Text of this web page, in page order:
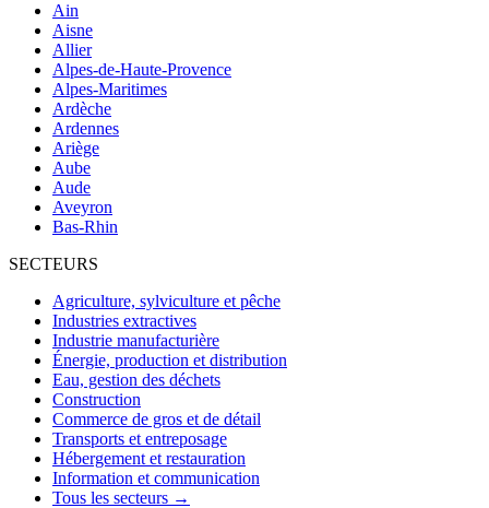
Ain
Aisne
Allier
Alpes-de-Haute-Provence
Alpes-Maritimes
Ardèche
Ardennes
Ariège
Aube
Aude
Aveyron
Bas-Rhin
SECTEURS
Agriculture, sylviculture et pêche
Industries extractives
Industrie manufacturière
Énergie, production et distribution
Eau, gestion des déchets
Construction
Commerce de gros et de détail
Transports et entreposage
Hébergement et restauration
Information et communication
Tous les secteurs →